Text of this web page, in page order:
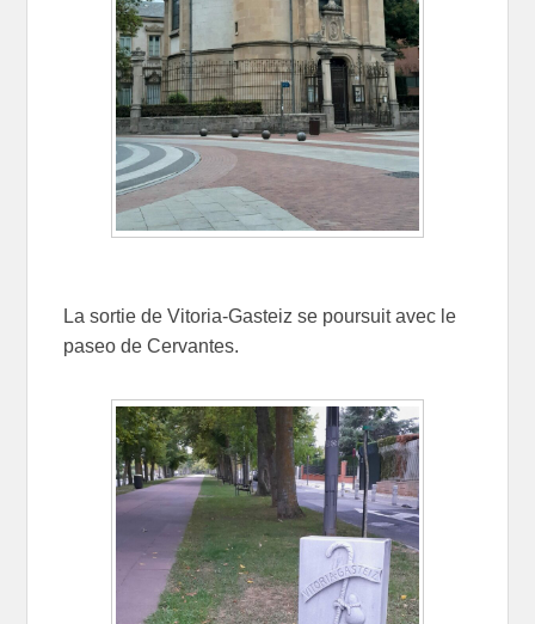
La sortie de Vitoria-Gasteiz se poursuit avec le
paseo de Cervantes.